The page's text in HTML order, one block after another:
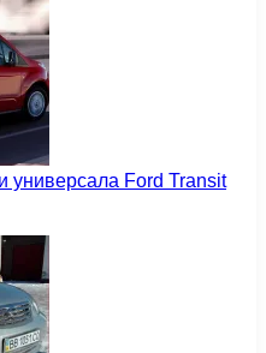
универсала Ford Transit